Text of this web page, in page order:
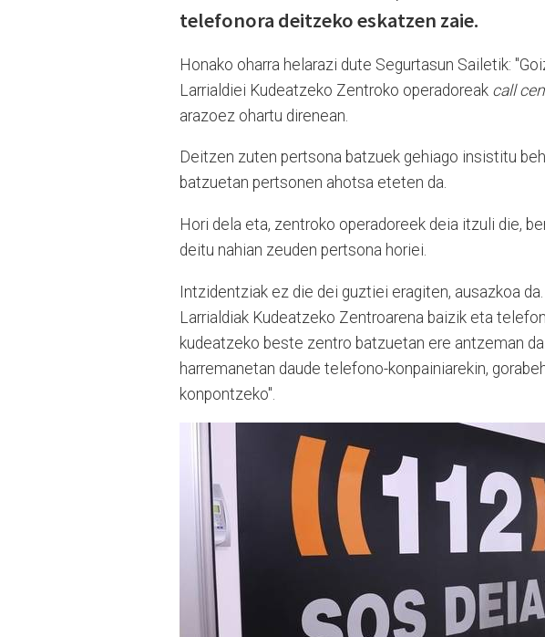
telefonora deitzeko eskatzen zaie.
Honako oharra helarazi dute Segurtasun Sailetik:
Larrialdiei Kudeatzeko Zentroko operadoreak call
arazoez ohartu direnean.
Deitzen zuten pertsona batzuek gehiago insistitu
batzuetan pertsonen ahotsa eteten da.
Hori dela eta, zentroko operadoreek deia itzuli die,
deitu nahian zeuden pertsona horiei.
Intzidentziak ez die dei guztiei eragiten, ausazkoa
Larrialdiak Kudeatzeko Zentroarena baizik eta
kudeatzeko beste zentro batzuetan ere antzeman
harremanetan daude telefono-konpainiarekin,
konpontzeko".